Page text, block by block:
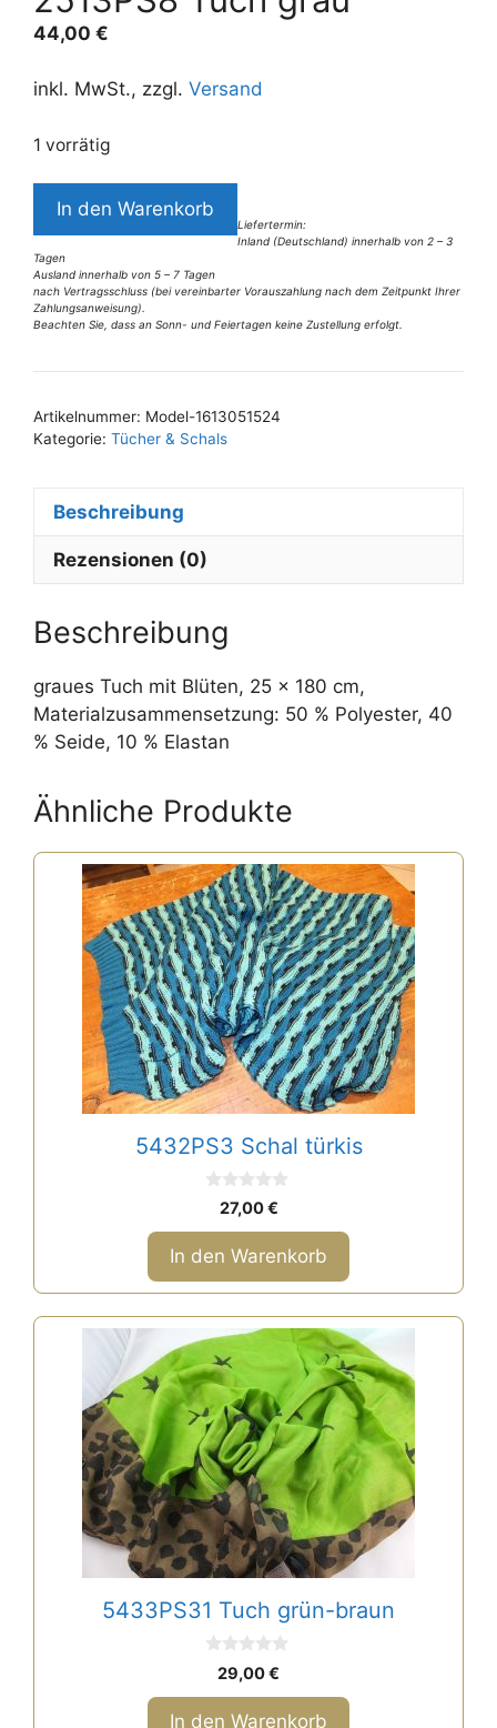
44,00 €
inkl. MwSt., zzgl. Versand
1 vorrätig
2513PS8
grau
Menge
In den Warenkorb
Liefertermin:
Inland (Deutschland) innerhalb von 2 – 3
Tagen
Ausland innerhalb von 5 – 7 Tagen
nach Vertragsschluss (bei vereinbarter Vorauszahlung nach dem Zeitpunkt Ihrer
Zahlungsanweisung).
Beachten Sie, dass an Sonn- und Feiertagen keine Zustellung erfolgt.
l
e
t
e
Artikelnummer: Model-1613051524
Kategorie: Tücher & Schals
Beschreibung
Rezensionen (0)
Beschreibung
graues Tuch mit Blüten, 25 x 180 cm,
Materialzusammensetzung: 50 % Polyester, 40
% Seide, 10 % Elastan
Ähnliche Produkte
5432PS3 Schal türkis
o
n
5
27,00€
In den Warenkorb
5433PS31 Tuch grün-braun
o
29,00€
In den Warenkorb